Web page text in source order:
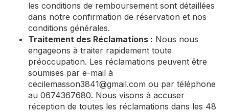
les conditions de remboursement sont détaillées
dans notre confirmation de réservation et nos
conditions générales.
Traitement des Réclamations : Nous nous
engageons à traiter rapidement toute
préoccupation. Les réclamations peuvent être
soumises par e-mail à
cecilemasson3841@gmail.com ou par téléphone
au 0674367680. Nous visons à accuser
réception de toutes les réclamations dans les 48